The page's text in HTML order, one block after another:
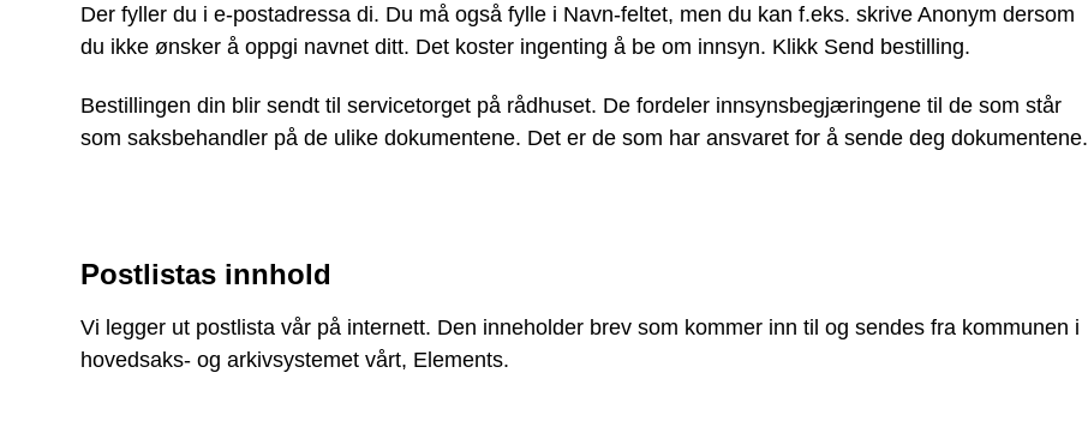
Der fyller du i e-postadressa di. Du må også fylle i Navn-feltet, men du kan f.eks. skrive Anonym dersom
du ikke ønsker å oppgi navnet ditt. Det koster ingenting å be om innsyn. Klikk Send bestilling.
Bestillingen din blir sendt til servicetorget på rådhuset. De fordeler innsynsbegjæringene til de som står
som saksbehandler på de ulike dokumentene. Det er de som har ansvaret for å sende deg dokumentene.
Postlistas innhold
Vi legger ut postlista vår på internett. Den inneholder brev som kommer inn til og sendes fra kommunen i
hovedsaks- og arkivsystemet vårt, Elements.